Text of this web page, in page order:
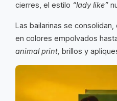
cierres, el estilo “lady like”
Las bailarinas se
en colores empolvados
animal print, brillos y